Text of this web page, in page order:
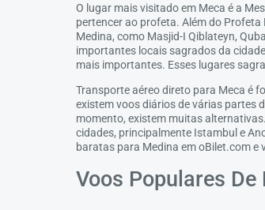
O lugar mais visitado em Meca é a
pertencer ao profeta. Além do
Medina, como Masjid-I Qiblateyn,
importantes locais sagrados da
mais importantes. Esses lugares
Transporte aéreo direto para Meca é
existem voos diários de várias partes
momento, existem muitas
cidades, principalmente Istambul e
baratas para Medina em oBilet.com
Voos Populares De